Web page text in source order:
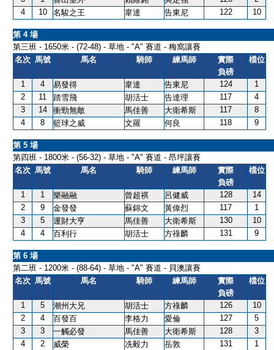
4
10 名駿之王 韋達 告東尼 122 10
第 4 場
第三班 - 1650米 - (72-48) - 草地 - "A" 賽道 - 梅窩讓賽
名次 馬號 馬名 騎師 練馬師
實際
負磅
檔位
1 4 易發得 韋達 告東尼 124
1
2
11 踏雪飛 胡活士 告達理 117
4
3
14 衝勁無敵 馬佳善 大衛希斯 117
8
4
8 籃球之威 文羅 何良 118 9
第 5 場
第四班 - 1800米 - (56-32) - 草地 - "A" 賽道 - 昂坪讓賽
名次 馬號 馬名 騎師 練馬師
實際
負磅
檔位
1 1 樂融融 曾超祺 呂健威 128
14
2
9 金發發 蘇錦文 黃偉烈 117
1
3
5 運財大亨 馬佳善 大衛希斯 130
10
4
4 百利行 胡活士 方祿麟 131 9
第 6 場
第二班 - 1200米 - (88-64) - 草地 - "A" 賽道 - 貝澳讓賽
名次 馬號 馬名 騎師 練馬師
實際
負磅
檔位
1 5 潮州大兄 胡活士 方祿麟 126
10
2
4 百發百 李格力 愛倫 127
5
3
3 一觸必發 馬佳善 大衛希斯 128
3
4
2 威榮 冼毅力 岳敦 131 1